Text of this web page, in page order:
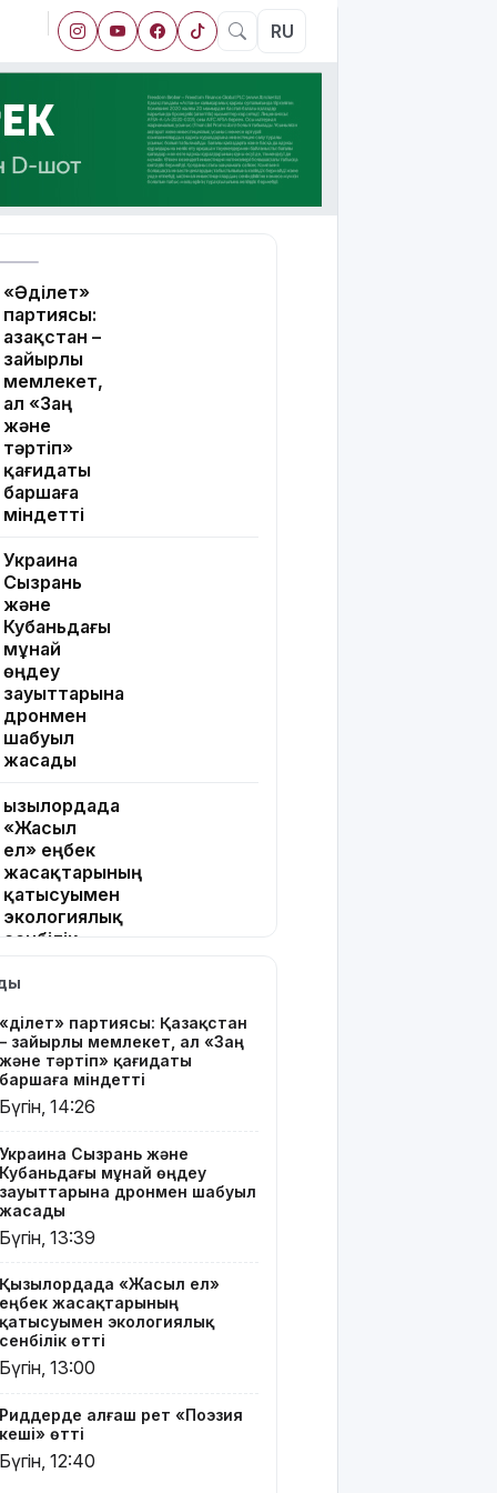
RU
«Әділет»
партиясы:
Қазақстан –
зайырлы
мемлекет,
ал «Заң
және
тәртіп»
қағидаты
баршаға
міндетті
Украина
Сызрань
және
Кубаньдағы
мұнай
өңдеу
зауыттарына
дронмен
шабуыл
жасады
Қызылордада
«Жасыл
ел» еңбек
жасақтарының
қатысуымен
экологиялық
сенбілік
алғаш рет
«Поэзия
кеші» өтті
"Қорғансыз
көп
болды":
Дариға
Бадықова
елге
айтпаған
құпиясын
жайып
салды
тікелей
эфирі үшін
Тараз
тұрғыны 5
«Әділет» партиясы: Қазақстан
– зайырлы мемлекет, ал «Заң
және тәртіп» қағидаты
баршаға міндетті
Бүгін, 14:26
Украина Сызрань және
Кубаньдағы мұнай өңдеу
зауыттарына дронмен шабуыл
жасады
Бүгін, 13:39
Қызылордада «Жасыл ел»
еңбек жасақтарының
қатысуымен экологиялық
сенбілік өтті
Бүгін, 13:00
Риддерде алғаш рет «Поэзия
кеші» өтті
Бүгін, 12:40